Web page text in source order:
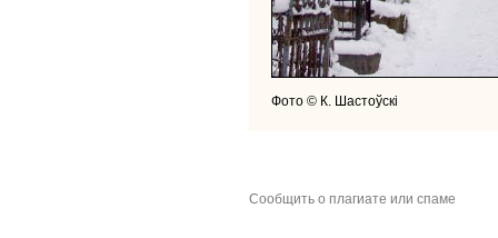
Фото © К. Шастоўскі
Сообщить о плагиате или спаме